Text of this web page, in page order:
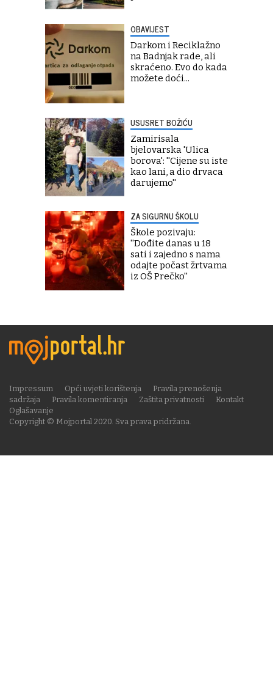
OBAVIJEST
Darkom i Reciklažno
na Badnjak rade, ali
skraćeno. Evo do kada
možete doći...
USUSRET BOŽIĆU
Zamirisala
bjelovarska 'Ulica
borova': ''Cijene su iste
kao lani, a dio drvaca
darujemo''
ZA SIGURNU ŠKOLU
Škole pozivaju:
''Dođite danas u 18
sati i zajedno s nama
odajte počast žrtvama
iz OŠ Prečko''
Copyright © Mojportal 2020. Sva prava pridržana.
Impressum Opći uvjeti korištenja
Pravila prenošenja
sadržaja
Pravila komentiranja Zaštita privatnosti
Kontakt
Oglašavanje